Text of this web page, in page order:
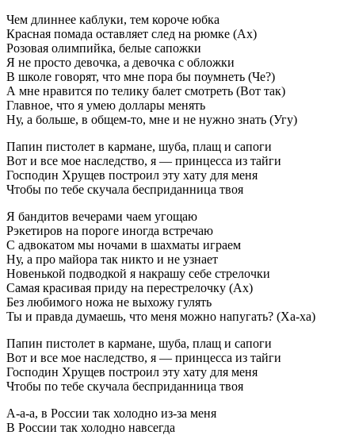
Чем длиннее каблуки, тем короче юбка
Красная помада оставляет след на рюмке (Ах)
Розовая олимпийка, белые сапожки
Я не просто девочка, а девочка с обложки
В школе говорят, что мне пора бы поумнеть (Че?)
А мне нравится по телику балет смотреть (Вот так)
Главное, что я умею доллары менять
Ну, а больше, в общем-то, мне и не нужно знать (Угу)
Папин пистолет в кармане, шуба, плащ и сапоги
Вот и все мое наследство, я — принцесса из тайги
Господин Хрущев построил эту хату для меня
Чтобы по тебе скучала бесприданница твоя
Я бандитов вечерами чаем угощаю
Рэкетиров на пороге иногда встречаю
С адвокатом мы ночами в шахматы играем
Ну, а про майора так никто и не узнает
Новенькой подводкой я накрашу себе стрелочки
Самая красивая приду на перестрелочку (Ах)
Без любимого ножа не выхожу гулять
Ты и правда думаешь, что меня можно напугать? (Ха-ха)
Папин пистолет в кармане, шуба, плащ и сапоги
Вот и все мое наследство, я — принцесса из тайги
Господин Хрущев построил эту хату для меня
Чтобы по тебе скучала бесприданница твоя
А-а-а, в России так холодно из-за меня
В России так холодно навсегда